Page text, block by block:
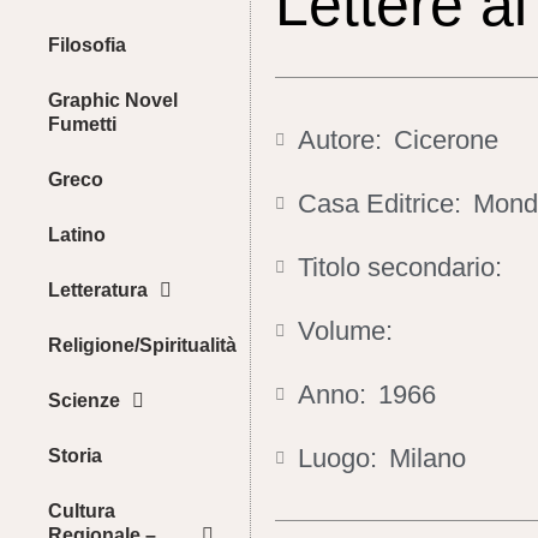
Filosofia
Graphic Novel
Fumetti
Greco
Latino
Letteratura
Religione/Spiritualità
Scienze
Storia
Cultura
Autore: Cicerone
Casa Editrice:
Titolo secondario:
Volume:
Anno: 1966
Luogo: Milano